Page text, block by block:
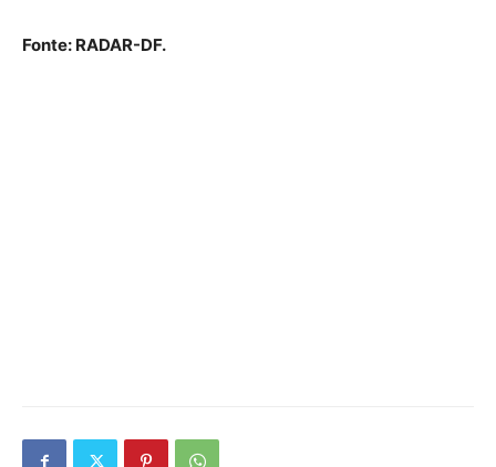
Fonte: RADAR-DF.